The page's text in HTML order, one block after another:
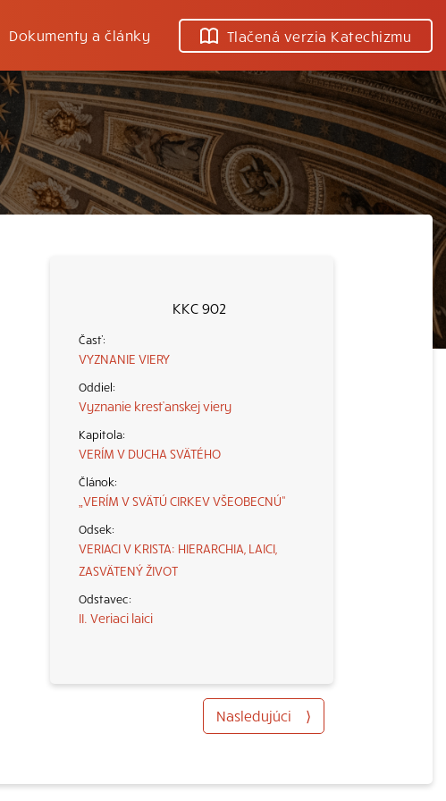
Dokumenty a články Tlačená verzia Katechizmu
KKC 902
VYZNANIE VIERY
Vyznanie kresťanskej viery
VERÍM V DUCHA SVÄTÉHO
„VERÍM V SVÄTÚ CIRKEV VŠEOBECNÚ“
VERIACI V KRISTA: HIERARCHIA, LAICI,
ZASVÄTENÝ ŽIVOT
II. Veriaci laici
Nasledujúci ⟩